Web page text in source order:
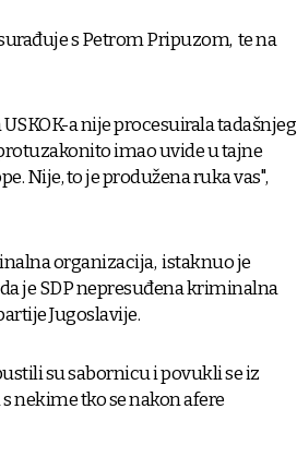
s Petrom Pripuzom, te na
a nije procesuirala tadašnjeg
imao uvide u tajne
Nije, to je produžena ruka vas",
organizacija, istaknuo je
je SDP nepresuđena kriminalna
Jugoslavije.
su sabornicu i povukli se iz
nekime tko se nakon afere